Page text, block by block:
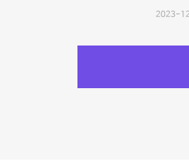
2023-